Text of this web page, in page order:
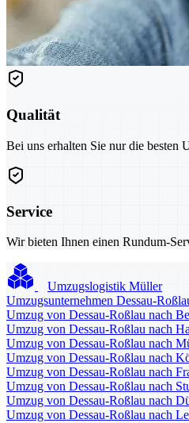
Qualität
Bei uns erhalten Sie nur die besten
Service
Wir bieten Ihnen einen Rundum-
Umzugslogistik Müller
Umzugsunternehmen Dessau-
Umzug von Dessau-Roßlau nach
Umzug von Dessau-Roßlau nach
Umzug von Dessau-Roßlau nach
Umzug von Dessau-Roßlau nach
Umzug von Dessau-Roßlau nach
Umzug von Dessau-Roßlau nach
Umzug von Dessau-Roßlau nach
Umzug von Dessau-Roßlau nach